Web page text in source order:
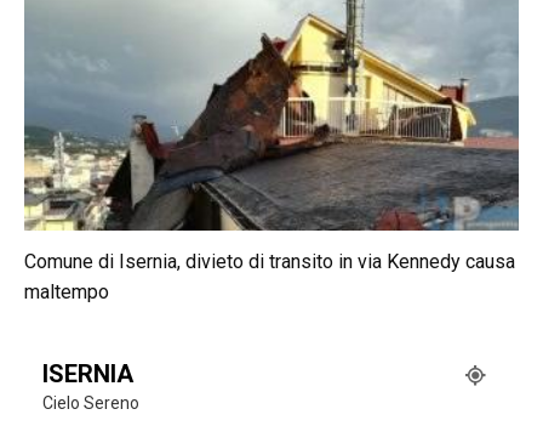
Comune di Isernia, divieto di transito in via Kennedy causa
maltempo
ISERNIA
Cielo Sereno